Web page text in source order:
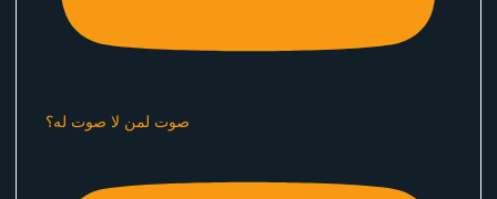
صوت لمن لا صوت له؟